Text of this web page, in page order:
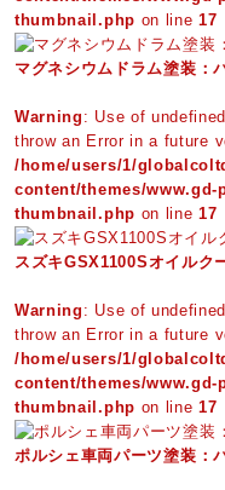
thumbnail.php on line17
マグネシウムドラム塗装：
Warning : Use of
throw an Error in a future
/home/users/1/
content/themes/
thumbnail.php on line17
スズキGSX1100Sオイルク
Warning : Use of
throw an Error in a future
/home/users/1/
content/themes/
thumbnail.php on line17
ポルシェ車両パーツ塗装：